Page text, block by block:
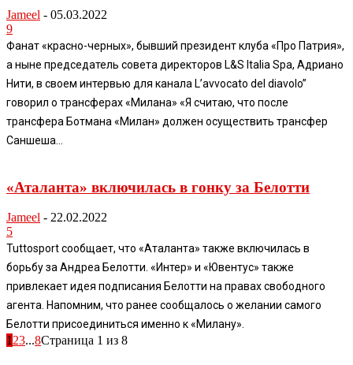
Jameel - 05.03.2022
9
Фанат «красно-черных», бывший президент клуба «Про Патрия»,
а ныне председатель совета директоров L&S Italia Spa, Адриано
Нити, в своем интервью для канала L’avvocato del diavolo”
говорил о трансферах «Милана» «Я считаю, что после
трансфера Ботмана «Милан» должен осуществить трансфер
Саншеша...
«Аталанта» включилась в гонку за Белотти
Jameel - 22.02.2022
5
Tuttosport сообщает, что «Аталанта» также включилась в
борьбу за Андреа Белотти. «Интер» и «Ювентус» также
привлекает идея подписания Белотти на правах свободного
агента. Напомним, что ранее сообщалось о желании самого
Белотти присоединиться именно к «Милану».
123...8Страница 1 из 8